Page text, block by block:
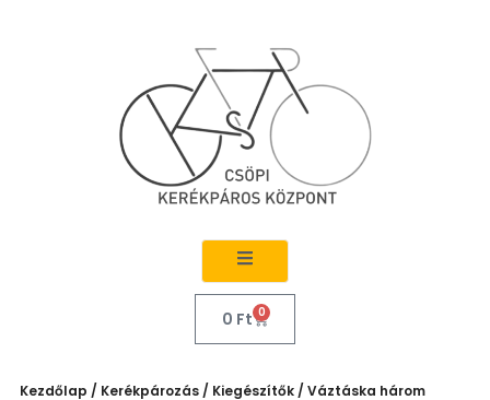
0 Ft 0
Kezdőlap / Kerékpározás / Kiegészítők / Váztáska három